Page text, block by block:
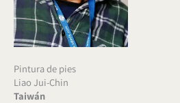
Pintura de pies
Liao Jui-Chin
Taiwán